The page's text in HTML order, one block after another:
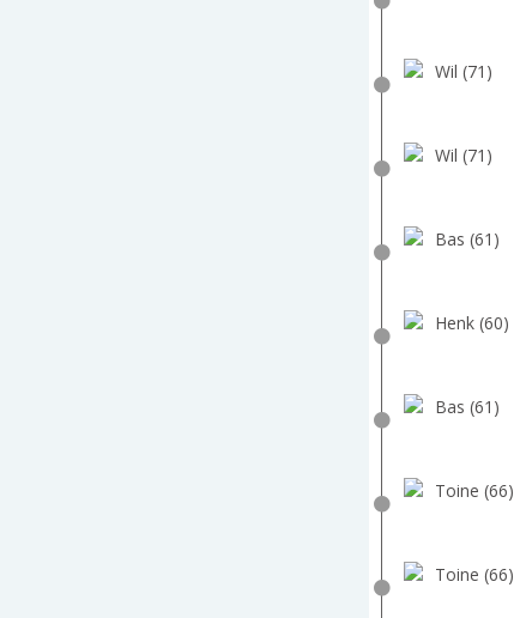
Wil (71)
Wil (71)
Bas (61)
Henk (60)
Bas (61)
Toine (66)
Toine (66)